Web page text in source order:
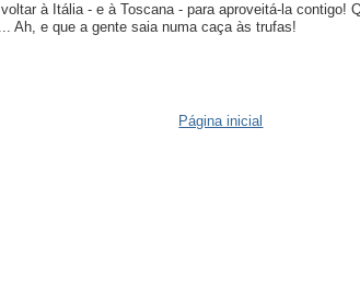
à Itália - e à Toscana - para aproveitá-la contigo!
Ah, e que a gente saia numa caça às trufas!
Página inicial